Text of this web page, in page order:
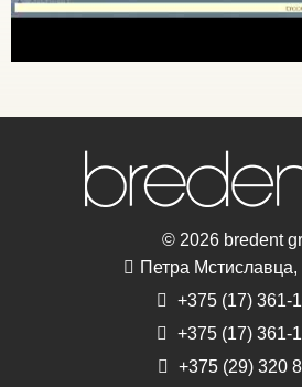
© 2026 bredent
Петра Мстиславца,
+375 (17) 361-
+375 (17) 361-
+375 (29) 320